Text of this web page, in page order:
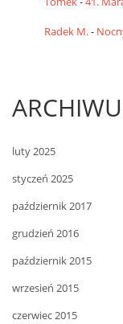
Radek M.-
luty 2025
styczeń 2025
październik 2017
grudzień 2016
październik 2015
wrzesień 2015
czerwiec 2015